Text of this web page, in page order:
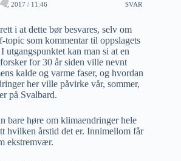
2017 / 11:46 SVAR
i at dette bør besvares, selv om
topic som kommentar til oppslagets
utgangspunktet kan man si at en
for 30 år siden ville nevnt
kalde og varme faser, og hvordan
her ville påvirke vår, sommer,
på Svalbard.
bare høre om klimaendringer hele
hvilken årstid det er. Innimellom får
ekstremvær.